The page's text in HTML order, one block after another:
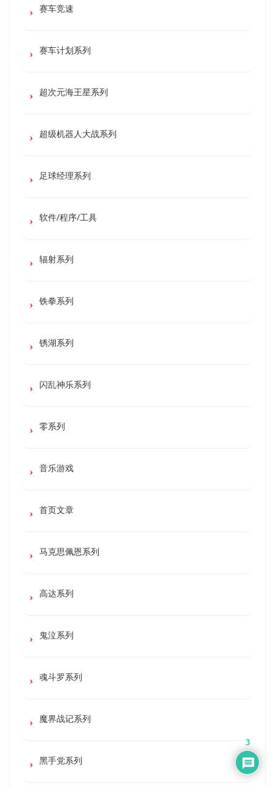
赛车竞速
赛车计划系列
超次元海王星系列
超级机器人大战系列
足球经理系列
软件/程序/工具
辐射系列
铁拳系列
锈湖系列
闪乱神乐系列
零系列
音乐游戏
首页文章
马克思佩恩系列
高达系列
鬼泣系列
魂斗罗系列
魔界战记系列
黑手党系列
3